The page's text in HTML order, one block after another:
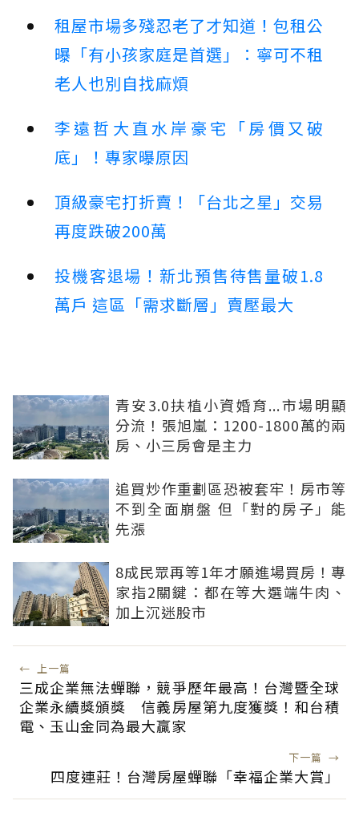
租屋市場多殘忍老了才知道！包租公
曝「有小孩家庭是首選」：寧可不租
老人也別自找麻煩
李遠哲大直水岸豪宅「房價又破
底」！專家曝原因
頂級豪宅打折賣！「台北之星」交易
再度跌破200萬
投機客退場！新北預售待售量破1.8
萬戶 這區「需求斷層」賣壓最大
青安3.0扶植小資婚育...市場明顯
分流！張旭嵐：1200-1800萬的兩
房、小三房會是主力
追買炒作重劃區恐被套牢！房市等
不到全面崩盤 但「對的房子」能
先漲
8成民眾再等1年才願進場買房！專
家指2關鍵：都在等大選端牛肉、
加上沉迷股市
← 上一篇
三成企業無法蟬聯，競爭歷年最高！台灣暨全球
企業永續獎頒獎 信義房屋第九度獲獎！和台積
電、玉山金同為最大贏家
下一篇 →
四度連莊！台灣房屋蟬聯「幸福企業大賞」